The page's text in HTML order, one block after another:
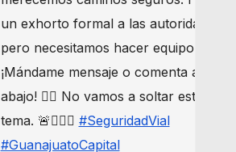
un exhorto formal a las autoridades,
pero necesitamos hacer equipo. 🛣️🔒
¡Mándame mensaje o comenta aquí
abajo! 👇🏼 No vamos a soltar este
tema. 🚨🙋🏾‍♂️ #SeguridadVial
#GuanajuatoCapital